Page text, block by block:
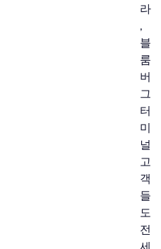
라
,
블
룸
버
그
터
미
널
고
객
들
도
전